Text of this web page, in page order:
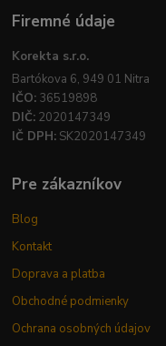
Firemné údaje
Korekta s.r.o.
Bartókova 6, 949 01 Nitra
IČO: 36519898
DIČ: 2020147349
IČ DPH: SK2020147349
Pre zákazníkov
Blog
Kontakt
Doprava a platba
Obchodné podmienky
Ochrana osobných údajov